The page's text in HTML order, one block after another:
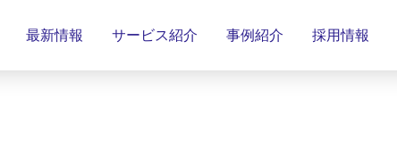
最新情報 サービス紹介 事例紹介 採用情報